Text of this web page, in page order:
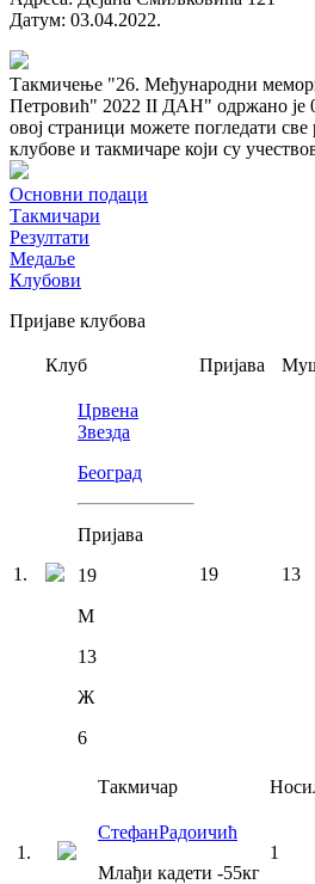
Датум: 03.04.2022.
Такмичење "26. Међународни
Петровић" 2022 II ДАН" одржано је
овој страници можете погледати све
клубове и такмичаре који су
Основни подаци
Такмичари
Резултати
Медаље
Клубови
Пријаве клубова
Клуб Пријава
1 .
Црвена
Звезда
Београд
Пријава
19
М
13
Ж
6
19 13
Такмичар
1 .
СтефанРадоичић
Млађи кадети -55кг
1